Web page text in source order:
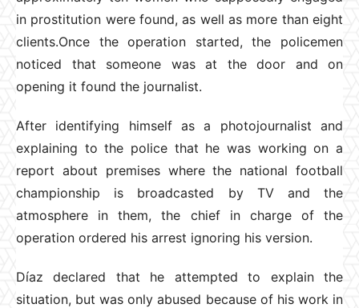
in prostitution were found, as well as more than eight
clients.Once the operation started, the policemen
noticed that someone was at the door and on
opening it found the journalist.
After identifying himself as a photojournalist and
explaining to the police that he was working on a
report about premises where the national football
championship is broadcasted by TV and the
atmosphere in them, the chief in charge of the
operation ordered his arrest ignoring his version.
Díaz declared that he attempted to explain the
situation, but was only abused because of his work in